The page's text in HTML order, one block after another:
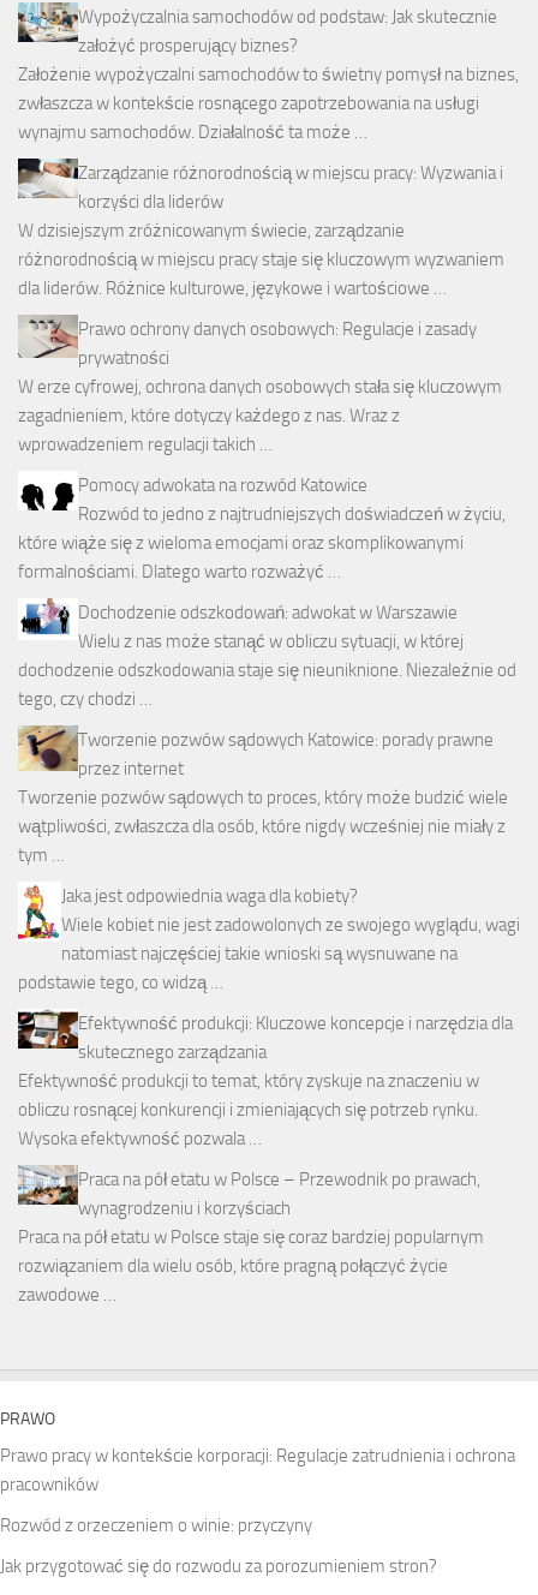
Wypożyczalnia samochodów od podstaw: Jak skutecznie
założyć prosperujący biznes?
Założenie wypożyczalni samochodów to świetny pomysł na biznes,
zwłaszcza w kontekście rosnącego zapotrzebowania na usługi
wynajmu samochodów. Działalność ta może …
Zarządzanie różnorodnością w miejscu pracy: Wyzwania i
korzyści dla liderów
W dzisiejszym zróżnicowanym świecie, zarządzanie
różnorodnością w miejscu pracy staje się kluczowym wyzwaniem
dla liderów. Różnice kulturowe, językowe i wartościowe …
Prawo ochrony danych osobowych: Regulacje i zasady
prywatności
W erze cyfrowej, ochrona danych osobowych stała się kluczowym
zagadnieniem, które dotyczy każdego z nas. Wraz z
wprowadzeniem regulacji takich …
Pomocy adwokata na rozwód Katowice
Rozwód to jedno z najtrudniejszych doświadczeń w życiu,
które wiąże się z wieloma emocjami oraz skomplikowanymi
formalnościami. Dlatego warto rozważyć …
Dochodzenie odszkodowań: adwokat w Warszawie
Wielu z nas może stanąć w obliczu sytuacji, w której
dochodzenie odszkodowania staje się nieuniknione. Niezależnie od
tego, czy chodzi …
Tworzenie pozwów sądowych Katowice: porady prawne
przez internet
Tworzenie pozwów sądowych to proces, który może budzić wiele
wątpliwości, zwłaszcza dla osób, które nigdy wcześniej nie miały z
tym …
Jaka jest odpowiednia waga dla kobiety?
Wiele kobiet nie jest zadowolonych ze swojego wyglądu, wagi
natomiast najczęściej takie wnioski są wysnuwane na
podstawie tego, co widzą …
Efektywność produkcji: Kluczowe koncepcje i narzędzia dla
skutecznego zarządzania
Efektywność produkcji to temat, który zyskuje na znaczeniu w
obliczu rosnącej konkurencji i zmieniających się potrzeb rynku.
Wysoka efektywność pozwala …
Praca na pół etatu w Polsce – Przewodnik po prawach,
wynagrodzeniu i korzyściach
Praca na pół etatu w Polsce staje się coraz bardziej popularnym
rozwiązaniem dla wielu osób, które pragną połączyć życie
zawodowe …
PRAWO
Prawo pracy w kontekście korporacji: Regulacje zatrudnienia i ochrona
pracowników
Rozwód z orzeczeniem o winie: przyczyny
Jak przygotować się do rozwodu za porozumieniem stron?